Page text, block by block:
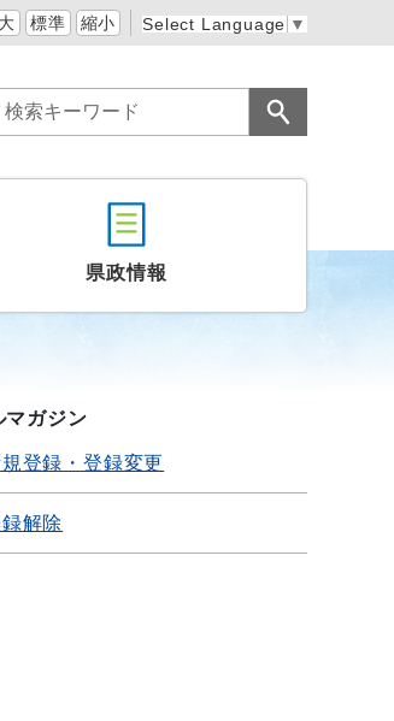
標準 縮小 Select Language ▼
県政情報
マガジン
登録・登録変更
解除